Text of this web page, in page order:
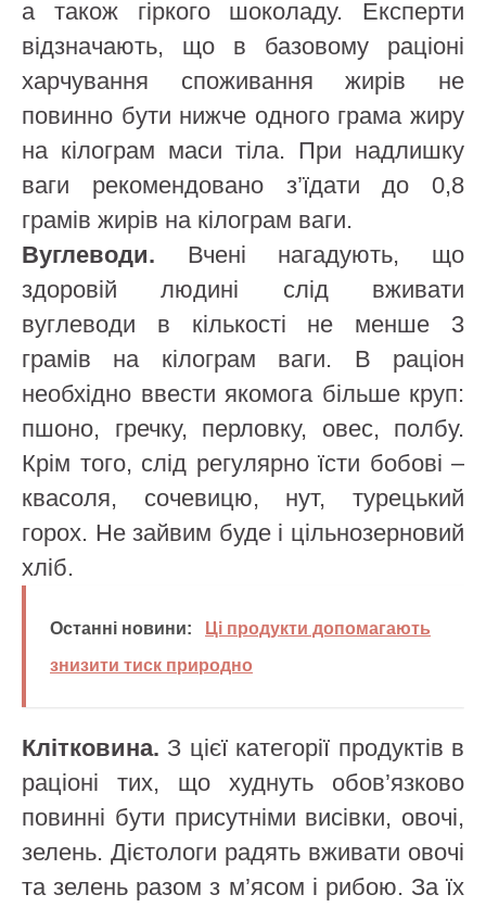
а також гіркого шоколаду. Експерти
відзначають, що в базовому раціоні
харчування споживання жирів не
повинно бути нижче одного грама жиру
на кілограм маси тіла. При надлишку
ваги рекомендовано з’їдати до 0,8
грамів жирів на кілограм ваги.
Вуглеводи. Вчені нагадують, що
здоровій людині слід вживати
вуглеводи в кількості не менше 3
грамів на кілограм ваги. В раціон
необхідно ввести якомога більше круп:
пшоно, гречку, перловку, овес, полбу.
Крім того, слід регулярно їсти бобові –
квасоля, сочевицю, нут, турецький
горох. Не зайвим буде і цільнозерновий
хліб.
Останні новини:
Ці продукти допомагають
знизити тиск природно
Клітковина. З цієї категорії продуктів в
раціоні тих, що худнуть обов’язково
повинні бути присутніми висівки, овочі,
зелень. Дієтологи радять вживати овочі
та зелень разом з м’ясом і рибою. За їх